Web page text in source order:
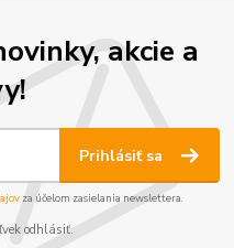
akcie a
Prihlásiť sa
za účelom zasielania newslettera.
odhlásiť.